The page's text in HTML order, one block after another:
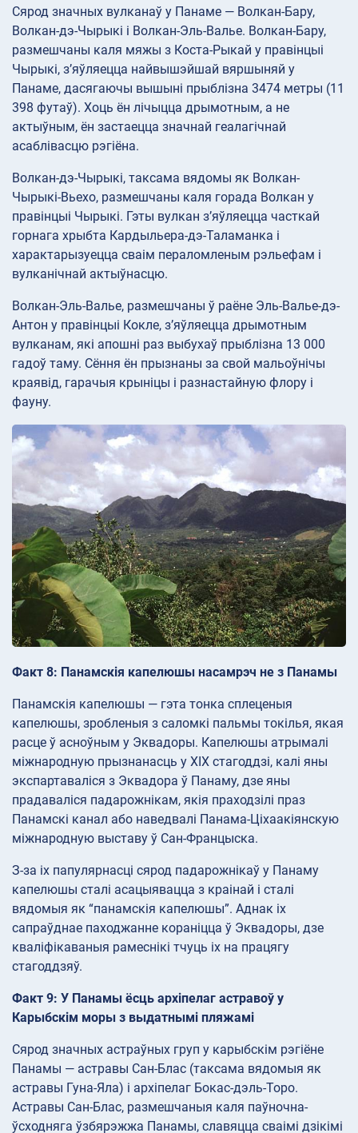
Сярод значных вулканаў у Панаме — Волкан-Бару,
Волкан-дэ-Чырыкі і Волкан-Эль-Валье. Волкан-Бару,
размешчаны каля мяжы з Коста-Рыкай у правінцыі
Чырыкі, з’яўляецца найвышэйшай вяршыняй у
Панаме, дасягаючы вышыні прыблізна 3474 метры (11
398 футаў). Хоць ён лічыцца дрымотным, а не
актыўным, ён застаецца значнай геалагічнай
асаблівасцю рэгіёна.
Волкан-дэ-Чырыкі, таксама вядомы як Волкан-
Чырыкі-Вьехо, размешчаны каля горада Волкан у
правінцыі Чырыкі. Гэты вулкан з’яўляецца часткай
горнага хрыбта Кардыльера-дэ-Таламанка і
характарызуецца сваім пераломленым рэльефам і
вулканічнай актыўнасцю.
Волкан-Эль-Валье, размешчаны ў раёне Эль-Валье-дэ-
Антон у правінцыі Кокле, з’яўляецца дрымотным
вулканам, які апошні раз выбухаў прыблізна 13 000
гадоў таму. Сёння ён прызнаны за свой мальоўнічы
краявід, гарачыя крыніцы і разнастайную флору і
фауну.
Факт 8: Панамскія капелюшы насамрэч не з Панамы
Панамскія капелюшы — гэта тонка сплеценыя
капелюшы, зробленыя з саломкі пальмы токілья, якая
расце ў асноўным у Эквадоры. Капелюшы атрымалі
міжнародную прызнанасць у XIX стагоддзі, калі яны
экспартаваліся з Эквадора ў Панаму, дзе яны
прадаваліся падарожнікам, якія праходзілі праз
Панамскі канал або наведвалі Панама-Ціхаакіянскую
міжнародную выставу ў Сан-Францыска.
З-за іх папулярнасці сярод падарожнікаў у Панаму
капелюшы сталі асацыявацца з краінай і сталі
вядомыя як “панамскія капелюшы”. Аднак іх
сапраўднае паходжанне кораніцца ў Эквадоры, дзе
кваліфікаваныя рамеснікі тчуць іх на працягу
стагоддзяў.
Факт 9: У Панамы ёсць архіпелаг астравоў у
Карыбскім моры з выдатнымі пляжамі
Сярод значных астраўных груп у карыбскім рэгіёне
Панамы — астравы Сан-Блас (таксама вядомыя як
астравы Гуна-Яла) і архіпелаг Бокас-дэль-Торо.
Астравы Сан-Блас, размешчаныя каля паўночна-
ўсходняга ўзбярэжжа Панамы, славяцца сваімі дзікімі